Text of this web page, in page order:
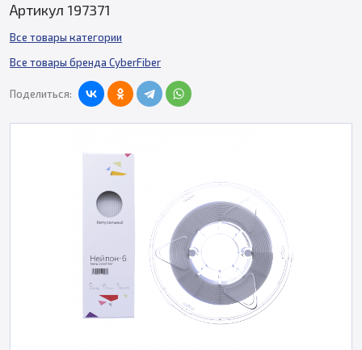
Артикул 197371
Все товары категории
Все товары бренда CyberFiber
Поделиться: